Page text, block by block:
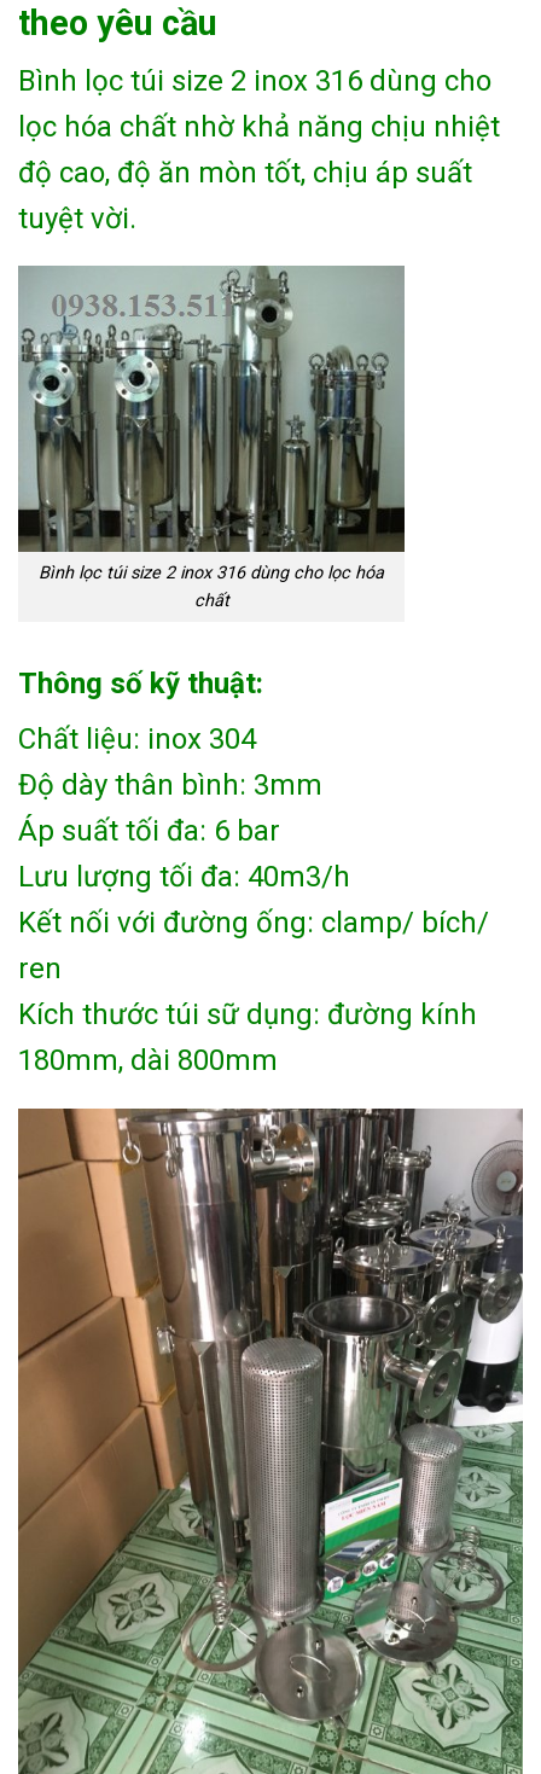
theo yêu cầu
Bình lọc túi size 2 inox 316 dùng cho
lọc hóa chất nhờ khả năng chịu nhiệt
độ cao, độ ăn mòn tốt, chịu áp suất
tuyệt vời.
Bình lọc túi size 2 inox 316 dùng cho lọc hóa
chất
Thông số kỹ thuật:
Chất liệu: inox 304
Độ dày thân bình: 3mm
Áp suất tối đa: 6 bar
Lưu lượng tối đa: 40m3/h
Kết nối với đường ống: clamp/ bích/
ren
Kích thước túi sữ dụng: đường kính
180mm, dài 800mm